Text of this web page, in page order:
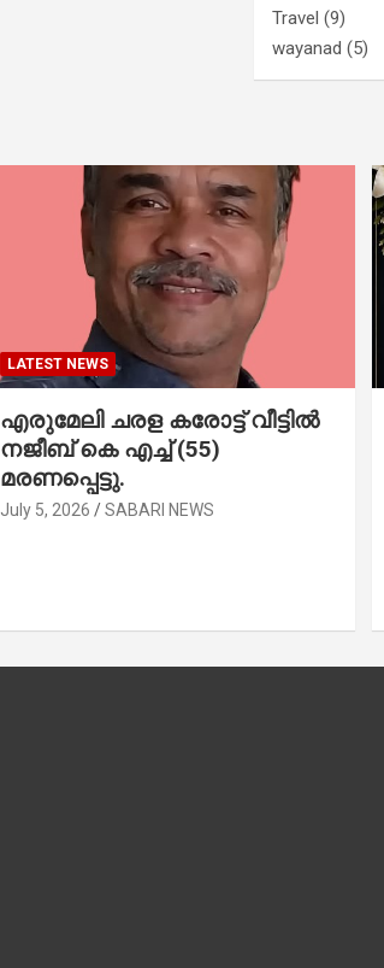
Travel (9)
wayanad (5)
LATEST NEWS
എരുമേലി ചരള കരോട്ട് വീട്ടിൽ
നജീബ് കെ എച്ച് (55)
മരണപ്പെട്ടു.
July 5, 2026 SABARI NEWS